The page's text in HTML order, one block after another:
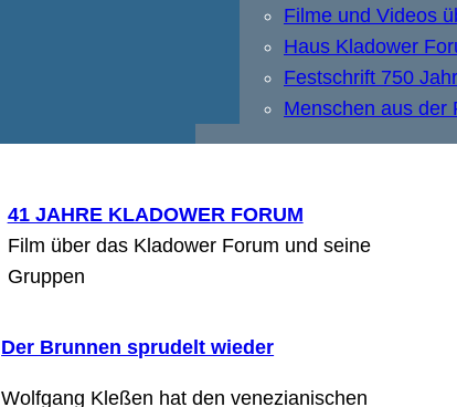
Filme und Videos
Haus Kladower
Festschrift 750
Menschen aus der
41 JAHRE KLADOWER FORUM
Film über das Kladower Forum und seine
Gruppen
Der Brunnen sprudelt wieder
Wolfgang Kleßen hat den venezianischen